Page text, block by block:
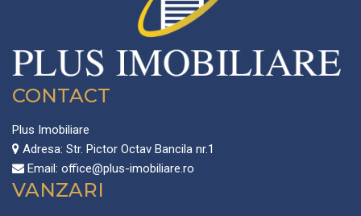
CONTACT
Plus Imobiliare
Adresa: Str. Pictor Octav Bancila nr.1
Email: office@plus-imobiliare.ro
VANZARI